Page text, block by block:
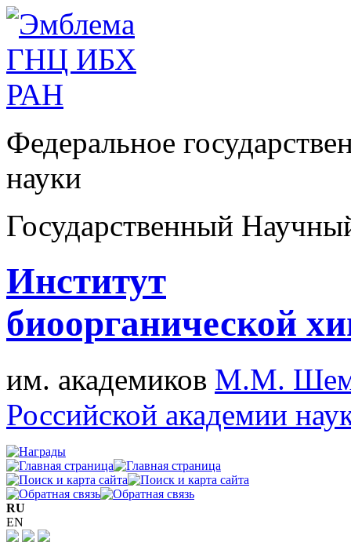
Федеральное
науки
Государственный
Институт
биоорганической
им. академиков М.М.
Российской академии
RU
EN